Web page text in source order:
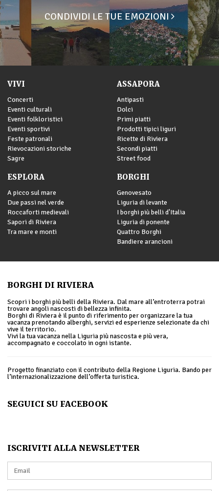
CONDIVIDI LE TUE EMOZIONI
VIVI
Concerti
Eventi culturali
Eventi folkloristici
Eventi sportivi
Feste patronali
Rievocazioni storiche
Sagre
ASSAPORA
Antipasti
Dolci
Primi piatti
Prodotti tipici liguri
Ricette di Riviera
Secondi piatti
Street food
ESPLORA
A picco sul mare
Due passi nel verde
Roccaforti medievali
Sapori di Riviera
Tra mare e monti
BORGHI
Genovesato
Liguria di levante
I borghi più belli d'Italia
Liguria di ponente
Quattro Borghi
Bandiere arancioni
BORGHI DI RIVIERA
Scopri i borghi più belli della Riviera. Dal mare all’entroterra potrai
trovare angoli nascosti di bellezza infinita.
Borghi di Riviera è il punto di riferimento per organizzare la tua
vacanza prenotando alberghi, servizi ed esperienze selezionate da chi
vive il territorio.
Vivi la tua vacanza nella Liguria più nascosta e più vera,
accompagnato e coccolato in ogni istante.
Progetto finanziato con il contributo della Regione Liguria. Bando per
l’internazionalizzazione dell’offerta turistica.
SEGUICI SU FACEBOOK
ISCRIVITI ALLA NEWSLETTER